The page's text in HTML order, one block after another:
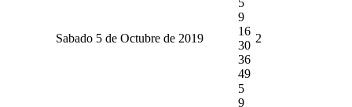
Sabado 5 de Octubre de 2019
9
16
30
36
49
2
5
9